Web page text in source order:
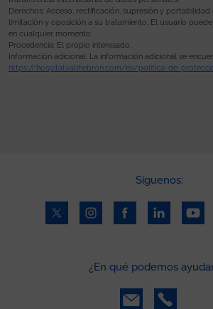
Derechos: Acceso, rectificación, supresión y
limitación y oposición a su tratamiento. El usuario
en cualquier momento.
Procedencia: El propio interesado.
Información adicional: La información adicional se
https://hospital.vallhebron.com/es/politica-de-
Síguenos:
¿En qué podemos